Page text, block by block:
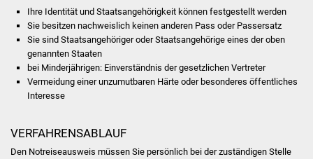
Soziale Einrichtungen
Lokale Agenda
Fachteam Jugend
Ihre Identität und Staatsangehörigkeit können festgestellt werden
Sie besitzen nachweislich keinen anderen Pass oder Passersatz
Sie sind Staatsangehöriger oder Staatsangehörige eines der oben
genannten Staaten
bei Minderjährigen: Einverständnis der gesetzlichen Vertreter
Vermeidung einer unzumutbaren Härte oder besonderes öffentliches
Interesse
VERFAHRENSABLAUF
Den Notreiseausweis müssen Sie persönlich bei der zuständigen Stelle